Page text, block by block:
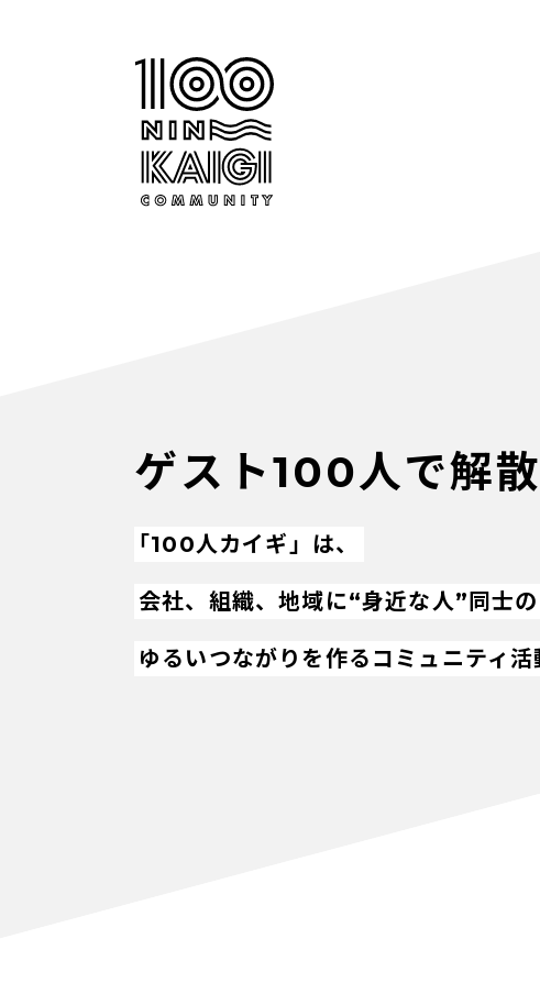
ゲスト100人で解散
「100人カイギ」は、
会社、組織、地域に“身近な人”同士の
ゆるいつながりを作るコミュニティ活